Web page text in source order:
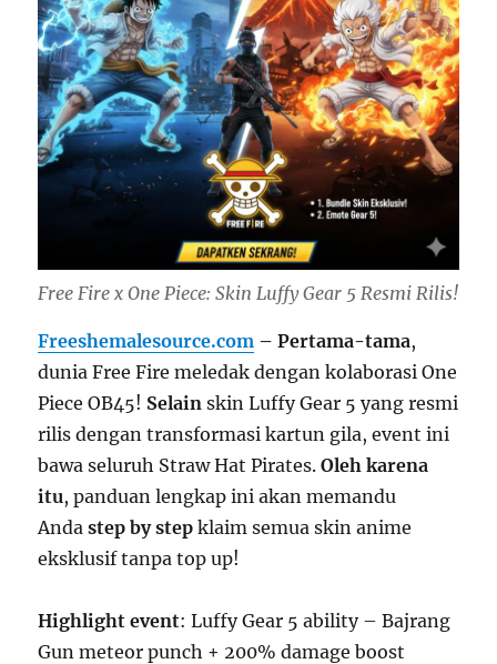
Free Fire x One Piece: Skin Luffy Gear 5 Resmi Rilis!
Freeshemalesource.com – Pertama-tama,
dunia Free Fire meledak dengan kolaborasi One
Piece OB45! Selain skin Luffy Gear 5 yang resmi
rilis dengan transformasi kartun gila, event ini
bawa seluruh Straw Hat Pirates.Oleh karena
itu, panduan lengkap ini akan memandu
Andastep by step klaim semua skin anime
eksklusif tanpa top up!
Highlight event: Luffy Gear 5 ability – Bajrang
Gun meteor punch + 200% damage boost